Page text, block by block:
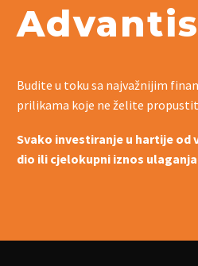
Budite u toku sa najvažnijim
prilikama koje ne želite
Svako investiranje u hartije
dio ili cjelokupni iznos